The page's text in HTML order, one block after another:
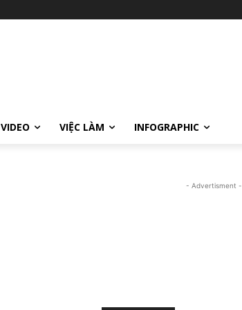
VIDEO VIỆC LÀM INFOGRAPHIC
- Advertisment -